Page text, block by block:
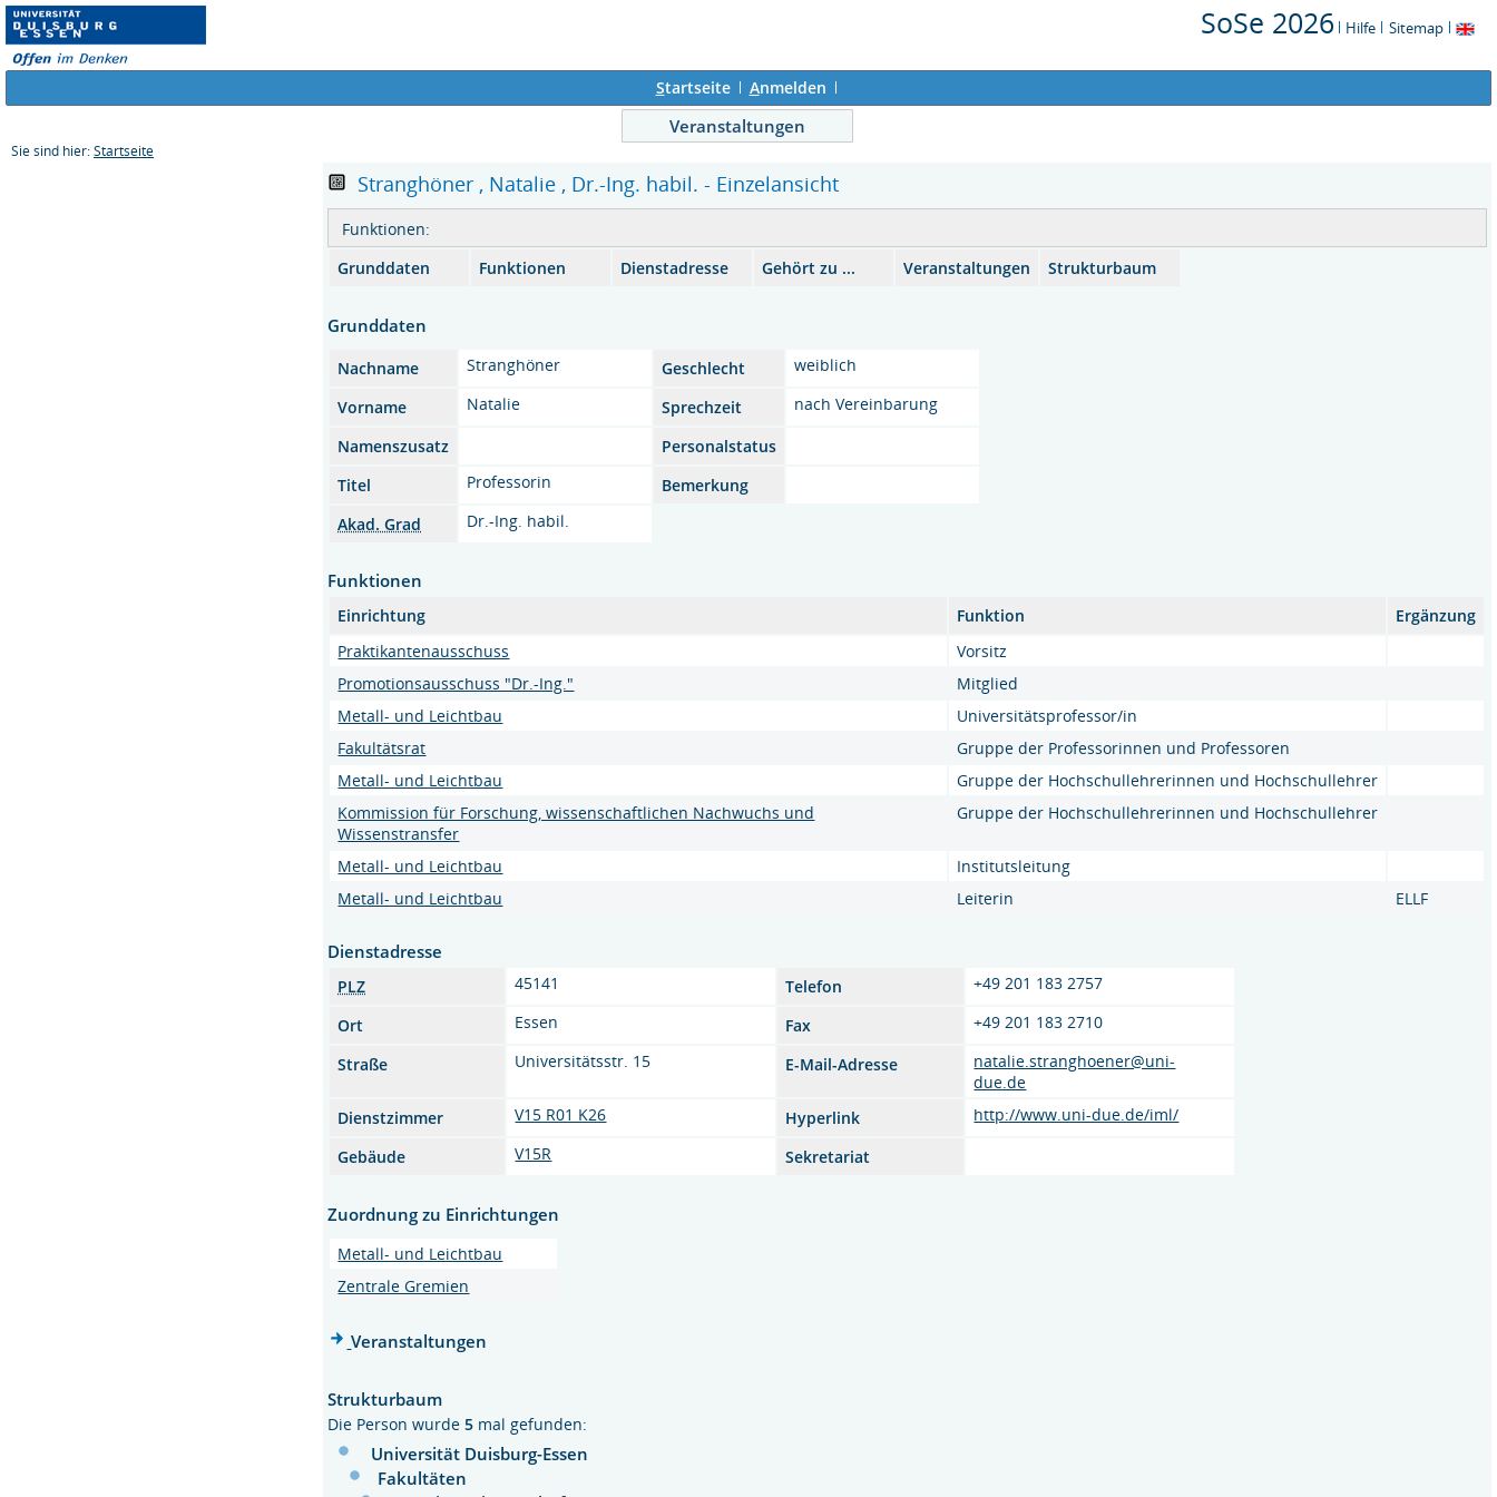
SoSe 2026 Hilfe Sitemap
Startseite Anmelden
Veranstaltungen
Sie sind hier: Startseite
Stranghöner , Natalie , Dr.-Ing. habil. - Einzelansicht
Funktionen:
Grunddaten
Funktionen Dienstadresse Gehört zu ... Veranstaltungen Strukturbaum
Grunddaten
Nachname Stranghöner Geschlecht
weiblich
Vorname
Natalie Sprechzeit
nach Vereinbarung
Namenszusatz
Personalstatus
Titel
Professorin
Bemerkung
Akad. Grad
Dr.-Ing. habil.
Funktionen
Einrichtung Funktion
Ergänzung
Praktikantenausschuss
Vorsitz
Promotionsausschuss "Dr.-Ing."
Mitglied
Metall- und Leichtbau
Universitätsprofessor/in
Fakultätsrat
Gruppe der Professorinnen und Professoren
Metall- und Leichtbau
Gruppe der Hochschullehrerinnen und Hochschullehrer
Kommission für Forschung, wissenschaftlichen Nachwuchs und
Wissenstransfer
Gruppe der Hochschullehrerinnen und Hochschullehrer
Metall- und Leichtbau
Institutsleitung
Metall- und Leichtbau
Leiterin ELLF
Dienstadresse
PLZ 45141 Telefon
+49 201 183 2757
Ort
Essen Fax
+49 201 183 2710
Straße
Universitätsstr. 15 E-Mail-Adresse
natalie.stranghoener@uni-
due.de
Dienstzimmer
V15 R01 K26 Hyperlink
http://www.uni-due.de/iml/
Gebäude
V15R Sekretariat
Zuordnung zu Einrichtungen
Metall- und Leichtbau
Zentrale Gremien
Veranstaltungen
Strukturbaum
Die Person wurde5 mal gefunden:
Universität Duisburg-Essen
Fakultäten